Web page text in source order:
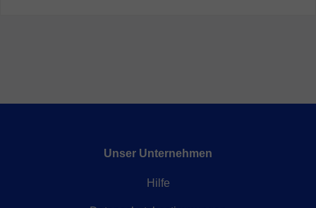
Unser Unternehmen
Hilfe